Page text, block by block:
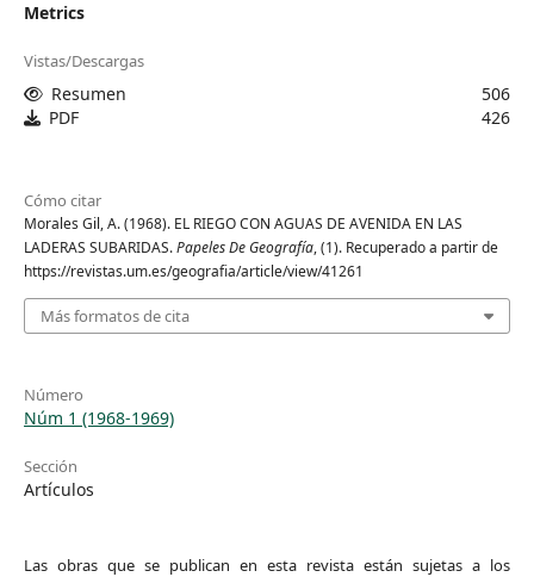
Metrics
Vistas/Descargas
Resumen
506
PDF
426
Cómo citar
Morales Gil, A. (1968). EL RIEGO CON AGUAS DE AVENIDA EN LAS
LADERAS SUBARIDAS.Papeles De Geografía, (1). Recuperado a partir de
https://revistas.um.es/geografia/article/view/41261
Más formatos de cita
Número
Núm 1 (1968-1969)
Sección
Artículos
Las obras que se publican en esta revista están sujetas a los